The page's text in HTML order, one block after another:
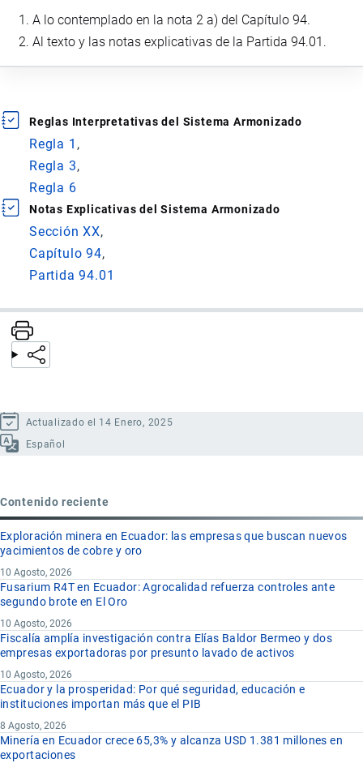
A lo contemplado en la nota 2 a) del Capítulo 94.
Al texto y las notas explicativas de la Partida 94.01.
Reglas Interpretativas del Sistema Armonizado
Regla 1
Regla 3
Regla 6
Notas Explicativas del Sistema Armonizado
Sección XX
Capítulo 94
Partida 94.01
Actualizado el 14 Enero, 2025
Español
Contenido reciente
Exploración minera en Ecuador: las empresas que buscan nuevos
yacimientos de cobre y oro
10 Agosto, 2026
Fusarium R4T en Ecuador: Agrocalidad refuerza controles ante
segundo brote en El Oro
10 Agosto, 2026
Fiscalía amplía investigación contra Elías Baldor Bermeo y dos
empresas exportadoras por presunto lavado de activos
10 Agosto, 2026
Ecuador y la prosperidad: Por qué seguridad, educación e
instituciones importan más que el PIB
8 Agosto, 2026
Minería en Ecuador crece 65,3% y alcanza USD 1.381 millones en
exportaciones